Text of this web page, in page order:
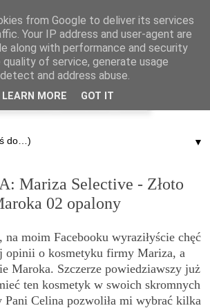
▼
Mariza Selective - Złoto
02 opalony
na moim Facebooku wyraziłyście chęć
opinii o kosmetyku firmy Mariza, a
Maroka. Szczerze powiedziawszy już
ten kosmetyk w swoich skromnych
Pani Celina pozwoliła mi wybrać kilka
from Google to deliver its services
Your IP address and user-agent are
along with performance and security
of service, generate usage
and address abuse.
LEARN MORE GOT IT